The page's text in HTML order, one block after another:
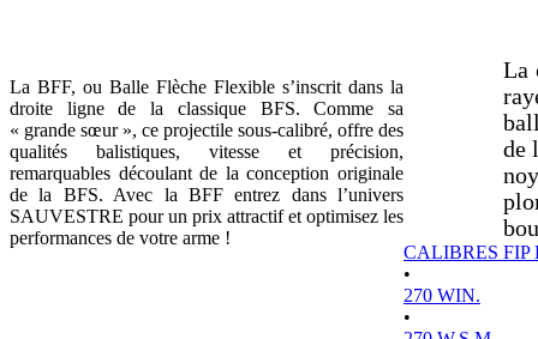
La BFF, ou Balle Flèche Flexible s’inscrit dans la
droite ligne de la classique BFS. Comme sa
« grande sœur », ce projectile sous-calibré, offre des
qualités balistiques, vitesse et précision,
remarquables découlant de la conception originale
de la BFS. Avec la BFF entrez dans l’univers
SAUVESTRE pour un prix attractif et optimisez les
performances de votre arme !
La
de
CALIBRES FIP
•
270 WIN.
•